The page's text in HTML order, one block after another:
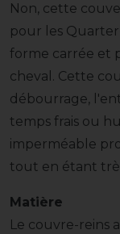
Non, cette
pour les
forme carrée et
cheval. Cette
débourrage,
temps frais ou
imperméable
tout en étant
Matière
Le couvre-reins